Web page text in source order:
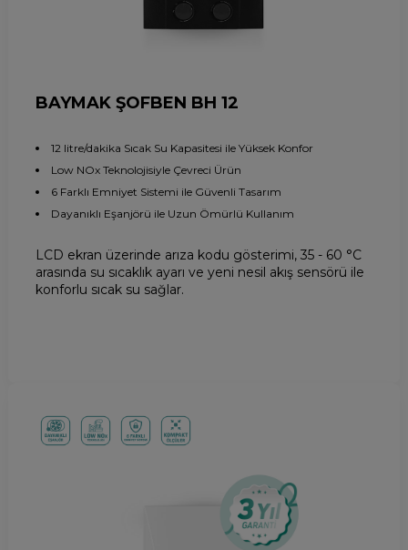
BAYMAK ŞOFBEN BH 12
12 litre/dakika Sıcak Su Kapasitesi ile Yüksek Konfor
Low NOx Teknolojisiyle Çevreci Ürün
6 Farklı Emniyet Sistemi ile Güvenli Tasarım
Dayanıklı Eşanjörü ile Uzun Ömürlü Kullanım
LCD ekran üzerinde arıza kodu gösterimi, 35 - 60 °C
arasında su sıcaklık ayarı ve yeni nesil akış sensörü ile
konforlu sıcak su sağlar.